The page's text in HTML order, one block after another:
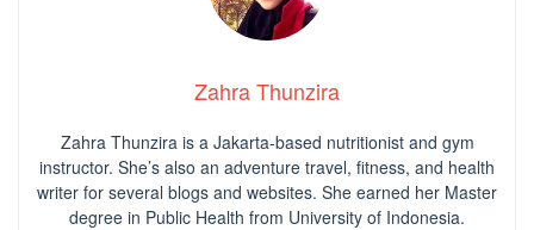
Zahra Thunzira
Zahra Thunzira is a Jakarta-based nutritionist and gym
instructor. She’s also an adventure travel, fitness, and health
writer for several blogs and websites. She earned her Master
degree in Public Health from University of Indonesia.